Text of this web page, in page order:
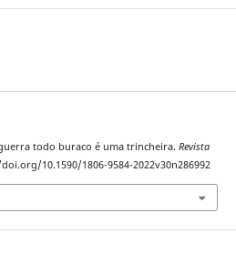
todo buraco é uma trincheira. Revista
10.1590/1806-9584-2022v30n286992